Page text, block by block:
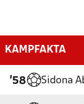
KAMPFAKTA
'58 Sidona